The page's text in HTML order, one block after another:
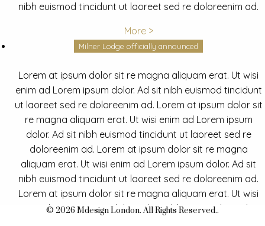
nibh euismod tincidunt ut laoreet sed re doloreenim ad.
More >
Milner Lodge officially announced
Lorem at ipsum dolor sit re magna aliquam erat. Ut wisi
enim ad Lorem ipsum dolor. Ad sit nibh euismod tincidunt
ut laoreet sed re doloreenim ad. Lorem at ipsum dolor sit
re magna aliquam erat. Ut wisi enim ad Lorem ipsum
dolor. Ad sit nibh euismod tincidunt ut laoreet sed re
doloreenim ad. Lorem at ipsum dolor sit re magna
aliquam erat. Ut wisi enim ad Lorem ipsum dolor. Ad sit
nibh euismod tincidunt ut laoreet sed re doloreenim ad.
Lorem at ipsum dolor sit re magna aliquam erat. Ut wisi
enim ad Lorem ipsum dolor. Ad sit nibh euismod tincidunt
© 2026 Mdesign London. All Rights Reserved..